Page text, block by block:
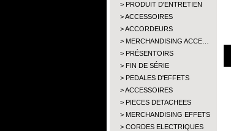
PRODUIT D'ENTRETIEN
ACCESSOIRES
ACCORDEURS
MERCHANDISING ACCE…
PRÉSENTOIRS
FIN DE SÉRIE
PEDALES D'EFFETS
ACCESSOIRES
PIECES DETACHEES
MERCHANDISING EFFETS
CORDES ELECTRIQUES